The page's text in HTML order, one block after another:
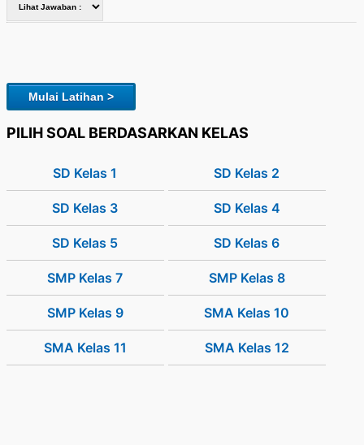
Mulai Latihan >
PILIH SOAL BERDASARKAN KELAS
SD Kelas 1 SD Kelas 2
SD Kelas 3 SD Kelas 4
SD Kelas 5 SD Kelas 6
SMP Kelas 7 SMP Kelas 8
SMP Kelas 9 SMA Kelas 10
SMA Kelas 11 SMA Kelas 12